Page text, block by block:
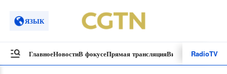
ЯЗЫК
ГлавноеНовостиВ фокусеПрямая трансляцияВидеоролики
RadioTV